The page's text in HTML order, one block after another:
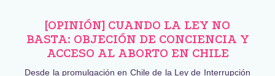
[OPINIÓN] CUANDO LA LEY NO
BASTA: OBJECIÓN DE CONCIENCIA Y
ACCESO AL ABORTO EN CHILE
Desde la promulgación en Chile de la Ley de Interrupción